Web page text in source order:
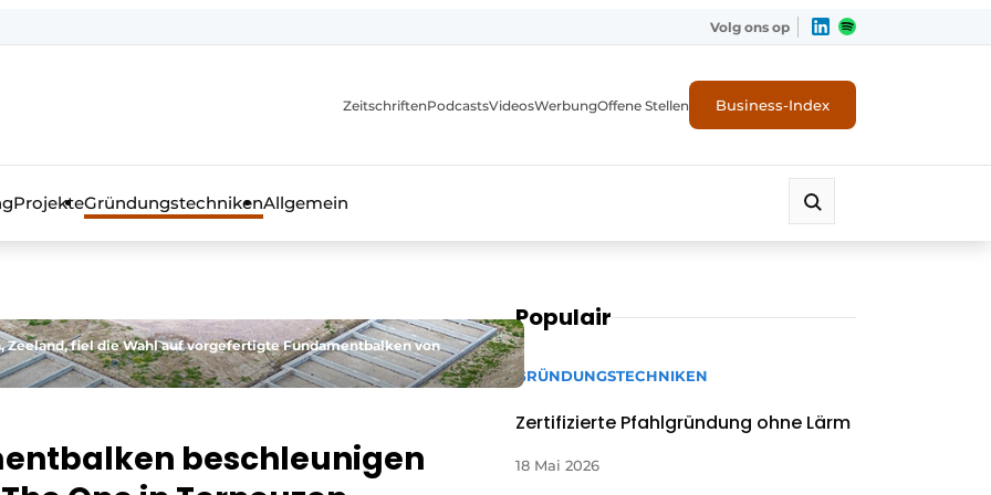
Fachmagazin für die Beton- und Stahlbauindustrie
Volg ons op
ZeitschriftenPodcastsVideosWerbungOffene Stellen Business-Index
ProjekteGründungstechnikenAllgemein
Zeeland, fiel die Wahl auf vorgefertigte Fundamentbalken von
beschleunigen
Populair
GRÜNDUNGSTECHNIKEN
Zertifizierte Pfahlgründung ohne Lärm
18 Mai 2026